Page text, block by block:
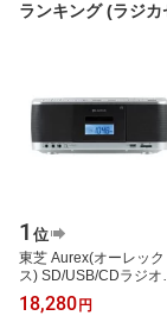
ランキング (ラジカ
1 位
東芝 Aurex(オーレック
ス) SD/USB/CDラジオ
セット レコーダー TY-
CDX92(S) シルバー
18,280 円